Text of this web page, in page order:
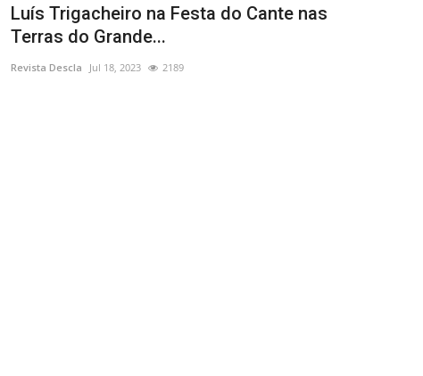
Luís Trigacheiro na Festa do Cante nas
Terras do Grande...
Revista Descla Jul 18, 2023 2189